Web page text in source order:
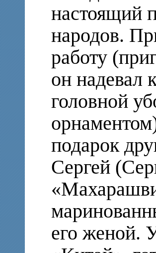
настоящий
народов.
работу
он надевал
головной
подарок
Сергей
его женой.